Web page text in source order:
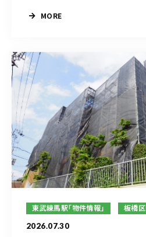
MORE
東武練馬駅「物件情報」 板橋
2026.07.30